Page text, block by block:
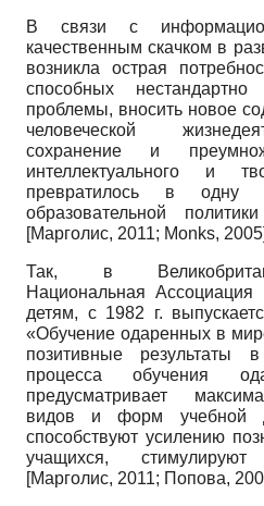
В связи с
качественным скачком в
возникла острая
способных
проблемы, вносить новое
человеческой
сохранение и
интеллектуального и
превратилось в одну
образовательной
[Марголис, 2011; Monks, 2005]
Так, в
Национальная
детям, с 1982 г.
«Обучение одаренных в
позитивные результаты
процесса обучения
предусматривает
видов и форм учебной
способствуют усилению
учащихся,
[Марголис, 2011; Попова,